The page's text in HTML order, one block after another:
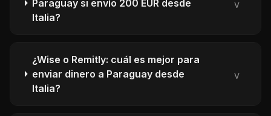
Paraguay si envío 200 EUR desde
Italia?
v
¿Wise o Remitly: cuál es mejor para
enviar dinero a Paraguay desde
Italia?
v